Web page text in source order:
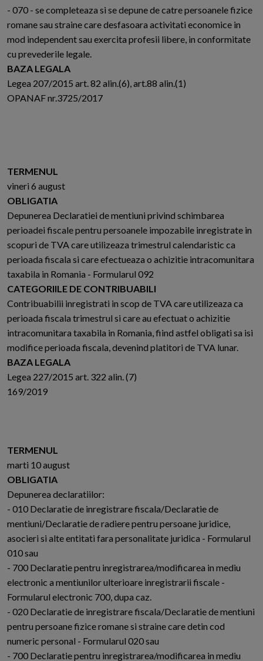
- 070 - se completeaza si se depune de catre persoanele fizice
romane sau straine care desfasoara activitati economice in
mod independent sau exercita profesii libere, in conformitate
cu prevederile legale.
BAZA LEGALA
Legea 207/2015 art. 82 alin.(6), art.88 alin.(1)
OPANAF nr.3725/2017
TERMENUL
vineri 6 august
OBLIGATIA
Depunerea Declaratiei de mentiuni privind schimbarea
perioadei fiscale pentru persoanele impozabile inregistrate in
scopuri de TVA care utilizeaza trimestrul calendaristic ca
perioada fiscala si care efectueaza o achizitie intracomunitara
taxabila in Romania - Formularul 092
CATEGORIILE DE CONTRIBUABILI
Contribuabilii inregistrati in scop de TVA care utilizeaza ca
perioada fiscala trimestrul si care au efectuat o achizitie
intracomunitara taxabila in Romania, fiind astfel obligati sa isi
modifice perioada fiscala, devenind platitori de TVA lunar.
BAZA LEGALA
Legea 227/2015 art. 322 alin. (7)
169/2019
TERMENUL
marti 10 august
OBLIGATIA
Depunerea declaratiilor:
- 010 Declaratie de inregistrare fiscala/Declaratie de
mentiuni/Declaratie de radiere pentru persoane juridice,
asocieri si alte entitati fara personalitate juridica - Formularul
010 sau
- 700 Declaratie pentru inregistrarea/modificarea in mediu
electronic a mentiunilor ulterioare inregistrarii fiscale -
Formularul electronic 700, dupa caz.
- 020 Declaratie de inregistrare fiscala/Declaratie de mentiuni
pentru persoane fizice romane si straine care detin cod
numeric personal - Formularul 020 sau
- 700 Declaratie pentru inregistrarea/modificarea in mediu